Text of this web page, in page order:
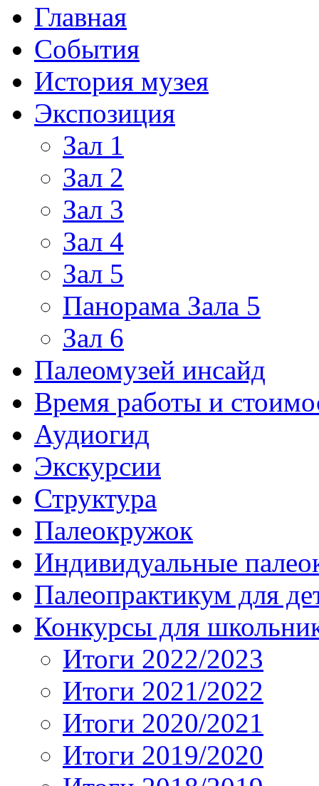
Главная
События
История музея
Экспозиция
Зал 1
Зал 2
Зал 3
Зал 4
Зал 5
Панорама Зала 5
Зал 6
Палеомузей инсайд
Время работы и
Аудиогид
Экскурсии
Структура
Палеокружок
Индивидуальные
Палеопрактикум для
Конкурсы для
Итоги 2022/2023
Итоги 2021/2022
Итоги 2020/2021
Итоги 2019/2020